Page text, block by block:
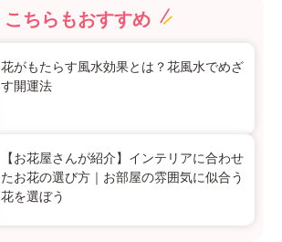
こちらもおすすめ
花がもたらす風水効果とは？花風水でめざ
す開運法
【お花屋さんが紹介】インテリアに合わせ
たお花の選び方｜お部屋の雰囲気に似合う
花を選ぼう